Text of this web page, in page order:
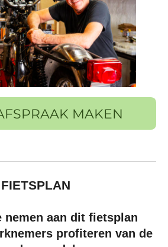
MAKEN
FIETSPLAN
nemen aan dit fietsplan
profiteren van de